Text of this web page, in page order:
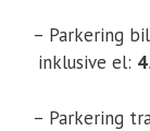
– Parkering
inklusive el:
– Parkering